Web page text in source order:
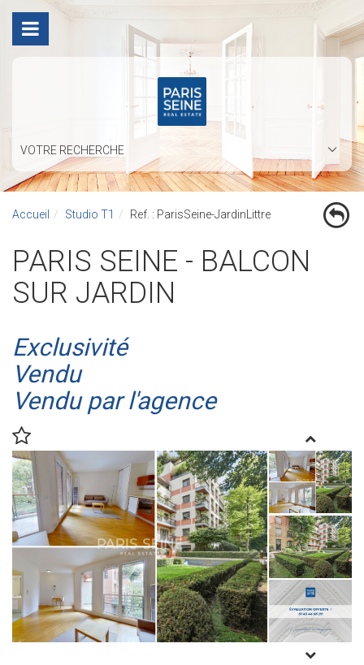
VOTRE RECHERCHE
Accueil Studio T1 Ref. : ParisSeine-JardinLittre
PARIS SEINE - BALCON
SUR JARDIN
Exclusivité
Vendu
Vendu par l'agence